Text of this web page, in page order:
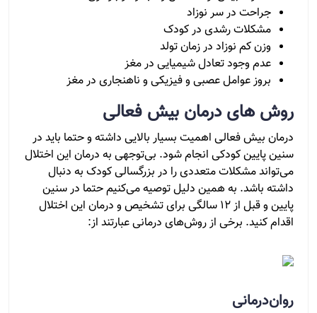
جراحت در سر نوزاد
مشکلات رشدی در کودک
وزن کم نوزاد در زمان تولد
عدم وجود تعادل شیمیایی در مغز
بروز عوامل عصبی و فیزیکی و ناهنجاری در مغز
روش های درمان بیش فعالی
درمان بیش فعالی اهمیت بسیار بالایی داشته و حتما باید در
سنین پایین کودکی انجام شود. بی‌توجهی به درمان این اختلال
می‌تواند مشکلات متعددی را در بزرگسالی کودک به دنبال
داشته باشد. به همین دلیل توصیه می‌کنیم حتما در سنین
پایین و قبل از 12 سالگی برای تشخیص و درمان این اختلال
اقدام کنید. برخی از روش‌های درمانی عبارتند از:
روان‌درمانی